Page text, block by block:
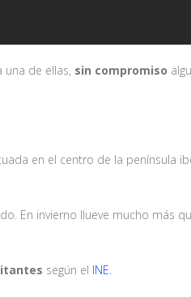
una de ellas, sin compromiso
en el centro de la península
En invierno llueve mucho más
según el INE.